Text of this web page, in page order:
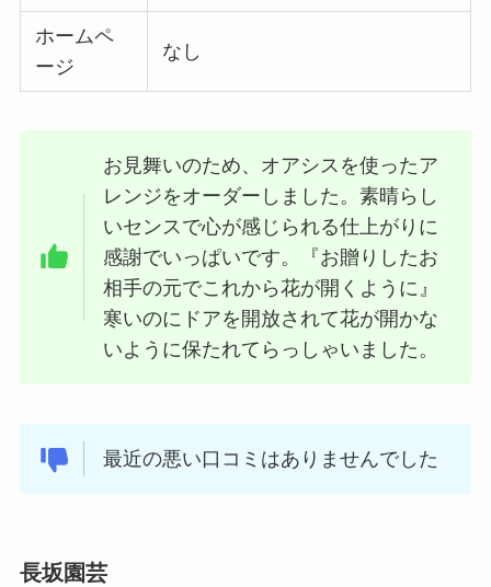
ホームペ
ージ
なし
お見舞いのため、オアシスを使ったア
レンジをオーダーしました。素晴らし
いセンスで心が感じられる仕上がりに
感謝でいっぱいです。『お贈りしたお
相手の元でこれから花が開くように』
寒いのにドアを開放されて花が開かな
いように保たれてらっしゃいました。
最近の悪い口コミはありませんでした
長坂園芸